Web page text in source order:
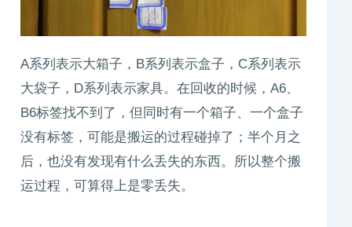
A系列表示大箱子，B系列表示盒子，C系列表示
大袋子，D系列表示家具。在回收的时候，A6、
B6标签找不到了，但同时有一个箱子、一个盒子
没有标签，可能是搬运的过程碰掉了；半个月之
后，也没有发现有什么丢失的东西。所以整个搬
运过程，可算得上是零丢失。